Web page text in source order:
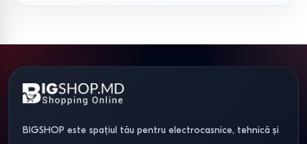
pantografe (bare retractabile), suporturi pentru cravate și
coșuri din plasă.
Selectarea dulapului în
funcție de seria casei în
BIGSHOP este spațiul tău pentru electrocasnice, tehnică și